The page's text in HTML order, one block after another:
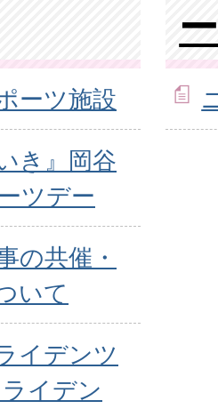
ーツ施設
き』岡谷
ツデー
の共催・
いて
イデンツ
ライデン